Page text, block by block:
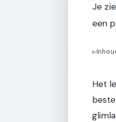
Je
een
▶
Het